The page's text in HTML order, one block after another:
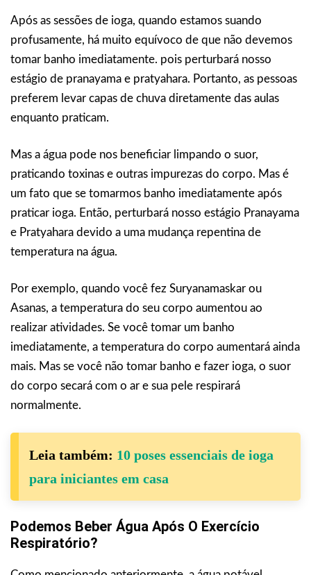
Após as sessões de ioga, quando estamos suando
profusamente, há muito equívoco de que não devemos
tomar banho imediatamente. pois perturbará nosso
estágio de pranayama e pratyahara. Portanto, as pessoas
preferem levar capas de chuva diretamente das aulas
enquanto praticam.
Mas a água pode nos beneficiar limpando o suor,
praticando toxinas e outras impurezas do corpo. Mas é
um fato que se tomarmos banho imediatamente após
praticar ioga. Então, perturbará nosso estágio Pranayama
e Pratyahara devido a uma mudança repentina de
temperatura na água.
Por exemplo, quando você fez Suryanamaskar ou
Asanas, a temperatura do seu corpo aumentou ao
realizar atividades. Se você tomar um banho
imediatamente, a temperatura do corpo aumentará ainda
mais. Mas se você não tomar banho e fazer ioga, o suor
do corpo secará com o ar e sua pele respirará
normalmente.
Leia também: 10 poses essenciais de ioga
para iniciantes em casa
Podemos Beber Água Após O Exercício
Respiratório?